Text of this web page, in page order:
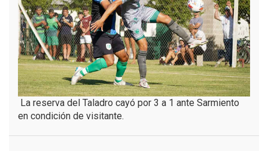
La reserva del Taladro cayó por 3 a 1 ante Sarmiento
en condición de visitante.